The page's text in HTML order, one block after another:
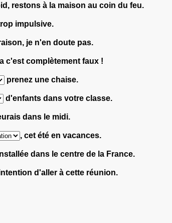
restons à la maison au coin du feu.
impulsive.
je n'en doute pas.
c'est complètement faux !
prenez une chaise.
d'enfants dans votre classe.
dans le midi.
, cet été en vacances.
dans le centre de la France.
d'aller à cette réunion.